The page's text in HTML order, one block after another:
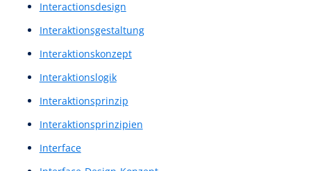
High-Fi-Prototyp
High-Fi-Wireframe
High-Fi-Wireframes
High-Fidelity-Designlayout
High-Fidelity-Prototyp
High-Fidelity-Prototype